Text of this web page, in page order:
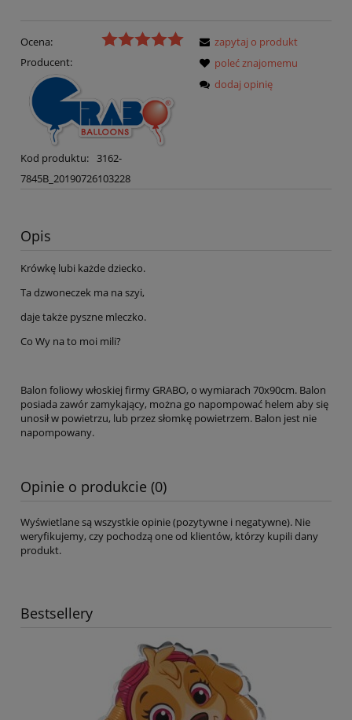
Ocena:
Producent:
Kod produktu: 3162-
7845B_20190726103228
zapytaj o produkt
poleć znajomemu
dodaj opinię
Opis
Krówkę lubi każde dziecko.
Ta dzwoneczek ma na szyi,
daje także pyszne mleczko.
Co Wy na to moi mili?
Balon foliowy włoskiej firmy GRABO, o wymiarach 70x90cm. Balon
posiada zawór zamykający, można go napompować helem aby się
unosił w powietrzu, lub przez słomkę powietrzem. Balon jest nie
napompowany.
Opinie o produkcie (0)
Wyświetlane są wszystkie opinie (pozytywne i negatywne). Nie
weryfikujemy, czy pochodzą one od klientów, którzy kupili dany
produkt.
Bestsellery